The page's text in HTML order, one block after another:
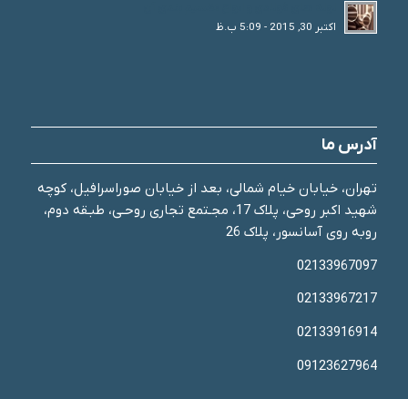
اکتبر 30, 2015 - 5:09 ب.ظ
آدرس ما
تهران، خیابان خیام شمالی، بعد از خیابان صوراسرافیل، کوچه
شهید اکبر روحی، پلاک 17، مجـتمع تجاری روحـی، طبـقه دوم،
روبه روی آسانسور، پلاک 26
02133967097
02133967217
02133916914
09123627964